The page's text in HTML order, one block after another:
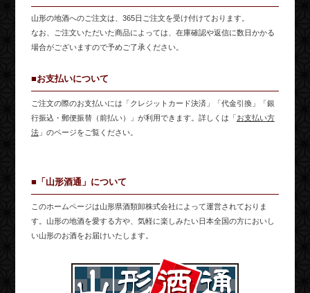
山形の地酒へのご注文は、365日ご注文を受け付けております。
なお、ご注文いただいた商品によっては、在庫確認や返信に数日かかる
場合がございますので予めご了承ください。
■お支払いについて
ご注文の際のお支払いには「クレジットカード決済」「代金引換」「銀
行振込・郵便振替（前払い）」が利用できます。詳しくは「お支払い方
法」のページをご覧ください。
■「山形酒通」について
このホームページは山形県酒類卸株式会社によって運営されておりま
す。山形の地酒を愛する方や、気軽に楽しみたい日本全国の方においし
い山形のお酒をお届けいたします。